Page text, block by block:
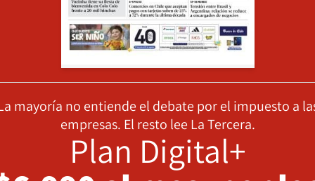
mayoría no entiende el debate por el impuesto a
empresas. El resto lee La Tercera.
Plan Digital+